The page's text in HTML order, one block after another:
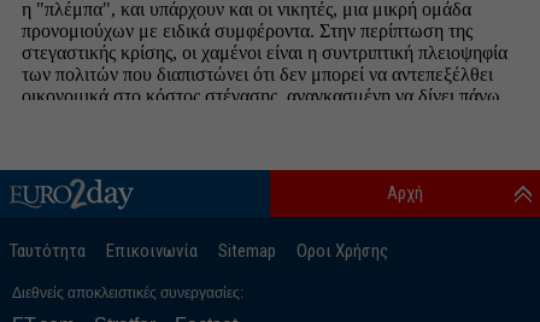
Ταυτότητα Επικοινωνία Sitemap Οροι Χρήσης
Αρχή
Διεθνείς αποκλειστικές συνεργασίες: